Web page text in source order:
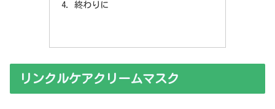
終わりに
リンクルケアクリームマスク